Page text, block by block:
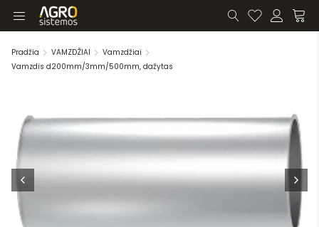
Pradžia VAMZDŽIAI
Vamzdžiai
Vamzdis d200mm/3mm/500mm, dažytas